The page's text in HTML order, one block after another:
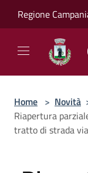
Regione
Home > Novità
Riapertura
tratto di strada